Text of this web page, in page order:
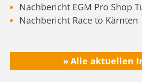
Nachbericht EGM Pro Shop
Nachbericht Race to Kärnten
Alle aktuellen